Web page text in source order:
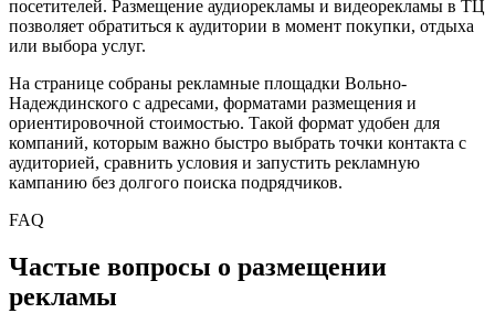
посетителей. Размещение аудиорекламы и видеорекламы в ТЦ
позволяет обратиться к аудитории в момент покупки, отдыха
или выбора услуг.
На странице собраны рекламные площадки Вольно-
Надеждинского с адресами, форматами размещения и
ориентировочной стоимостью. Такой формат удобен для
компаний, которым важно быстро выбрать точки контакта с
аудиторией, сравнить условия и запустить рекламную
кампанию без долгого поиска подрядчиков.
FAQ
Частые вопросы о размещении
рекламы